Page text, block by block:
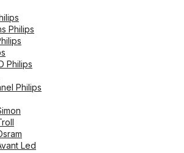
Philips
Philips
Philips
Led